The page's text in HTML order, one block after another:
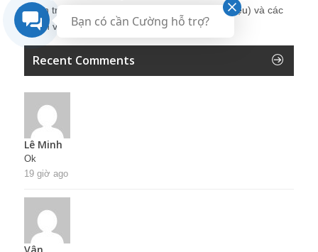
Quản trị Nhân sự Nguyễn Hùng Cường (
giới thiệu) và các
thành viên khác trong cộng đồng Nhân sự.
Recent Comments
Lê Minh
Ok
19 giờ ago
Bạn có cần Cường hỗ trợ?